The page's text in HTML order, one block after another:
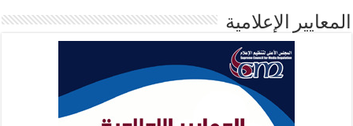
المعايير الإعلامية